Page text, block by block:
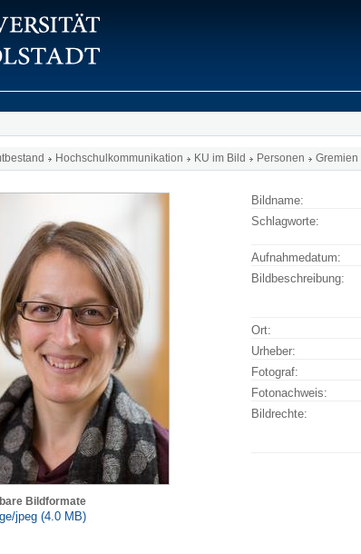
Hochschulkommunikation KU im Bild Personen Gremien
Bildformate
jpeg (4.0 MB)
Bildname:
Schlagworte:
Aufnahmedatum:
Bildbeschreibung:
Ort:
Urheber:
Fotograf:
Fotonachweis:
Bildrechte: